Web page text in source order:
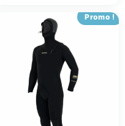
Promo !